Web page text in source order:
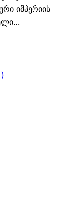
იმპერიის